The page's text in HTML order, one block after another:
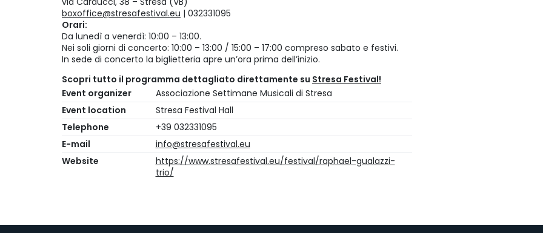
boxoffice@stresafestival.eu | 032331095
Orari:
Da lunedì a venerdì: 10:00 – 13:00.
Nei soli giorni di concerto: 10:00 – 13:00 / 15:00 – 17:00 compreso sabato e festivi.
In sede di concerto la biglietteria apre un’ora prima dell’inizio.
Scopri tutto il programma dettagliato direttamente su Stresa Festival!
Event organizer
Associazione Settimane Musicali di Stresa
Event location
Stresa Festival Hall
Telephone
+39 032331095
E-mail
info@stresafestival.eu
Website
https://www.stresafestival.eu/festival/raphael-gualazzi-
trio/